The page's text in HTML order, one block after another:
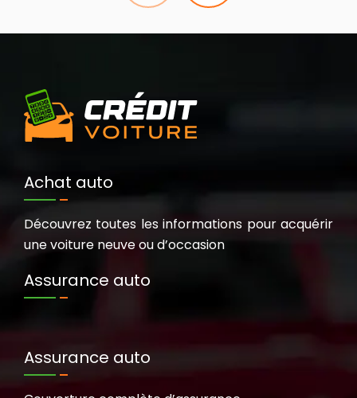
Achat auto
Découvrez toutes les informations pour acquérir
une voiture neuve ou d’occasion
Assurance auto
Assurance auto